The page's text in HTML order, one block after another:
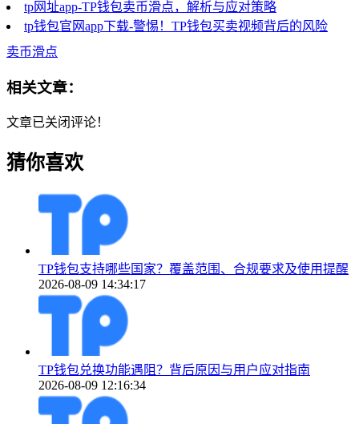
tp网址app-TP钱包卖币滑点，解析与应对策略
tp钱包官网app下载-警惕！TP钱包买卖视频背后的风险
卖币滑点
相关文章：
文章已关闭评论！
猜你喜欢
TP钱包支持哪些国家？覆盖范围、合规要求及使用提醒
2026-08-09 14:34:17
TP钱包兑换功能遇阻？背后原因与用户应对指南
2026-08-09 12:16:34